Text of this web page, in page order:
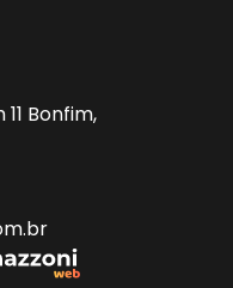
Bonfim,